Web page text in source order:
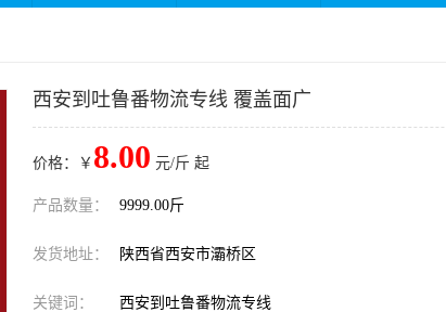
西安到吐鲁番物流专线 覆盖面广
价格：￥ 8.00 元/斤 起
产品数量： 9999.00斤
发货地址： 陕西省西安市灞桥区
关键词： 西安到吐鲁番物流专线